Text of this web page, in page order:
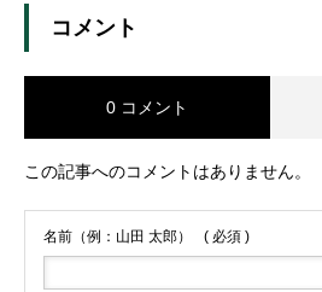
コメント
0 コメント
この記事へのコメントはありません。
名前（例：山田 太郎） ( 必須 )